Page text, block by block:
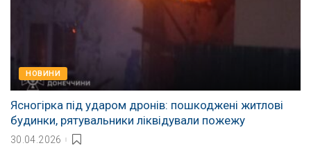
НОВИНИ
Ясногірка під ударом дронів: пошкоджені житлові
будинки, рятувальники ліквідували пожежу
30.04.2026